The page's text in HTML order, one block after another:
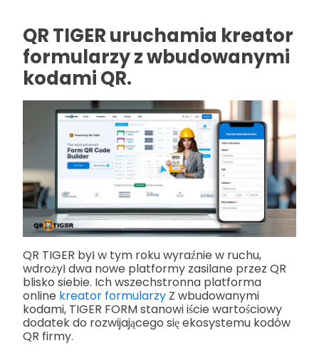
QR TIGER uruchamia kreator
formularzy z wbudowanymi
kodami QR.
QR TIGER był w tym roku wyraźnie w ruchu,
wdrożył dwa nowe platformy zasilane przez QR
blisko siebie. Ich wszechstronna platforma
online kreator formularzy Z wbudowanymi
kodami, TIGER FORM stanowi iście wartościowy
dodatek do rozwijającego się ekosystemu kodów
QR firmy.